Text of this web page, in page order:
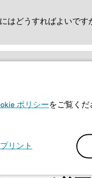
はどうすればよいです
るにはどうすればよい
ポリシーをご覧くだ
リント